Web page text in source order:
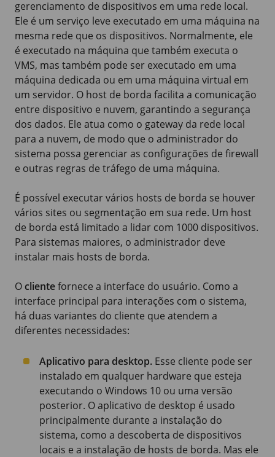
gerenciamento de dispositivos em uma rede local.
Ele é um serviço leve executado em uma máquina na
mesma rede que os dispositivos. Normalmente, ele
é executado na máquina que também executa o
VMS, mas também pode ser executado em uma
máquina dedicada ou em uma máquina virtual em
um servidor. O host de borda facilita a comunicação
entre dispositivo e nuvem, garantindo a segurança
dos dados. Ele atua como o gateway da rede local
para a nuvem, de modo que o administrador do
sistema possa gerenciar as configurações de firewall
e outras regras de tráfego de uma máquina.
É possível executar vários hosts de borda se houver
vários sites ou segmentação em sua rede. Um host
de borda está limitado a lidar com 1000 dispositivos.
Para sistemas maiores, o administrador deve
instalar mais hosts de borda.
Oclientefornece a interface do usuário. Como a
interface principal para interações com o sistema,
há duas variantes do cliente que atendem a
diferentes necessidades:
Aplicativo para desktop. Esse cliente pode ser
instalado em qualquer hardware que esteja
executando o Windows 10 ou uma versão
posterior. O aplicativo de desktop é usado
principalmente durante a instalação do
sistema, como a descoberta de dispositivos
locais e a instalação de hosts de borda. Mas ele